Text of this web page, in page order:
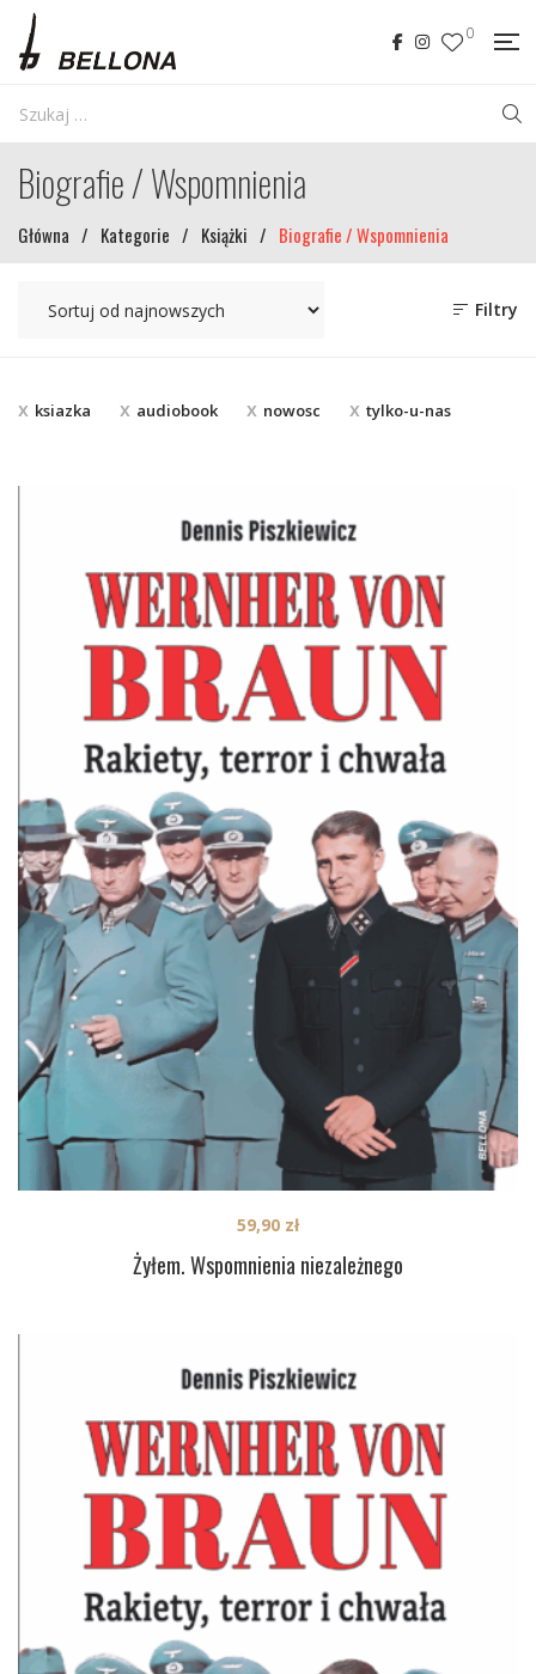
0
Biografie / Wspomnienia
Główna / Kategorie / Książki / Biografie / Wspomnienia
Filtry
ksiazka audiobook nowosc tylko-u-nas
Żyłem. Wspomnienia niezależnego
59,90 zł